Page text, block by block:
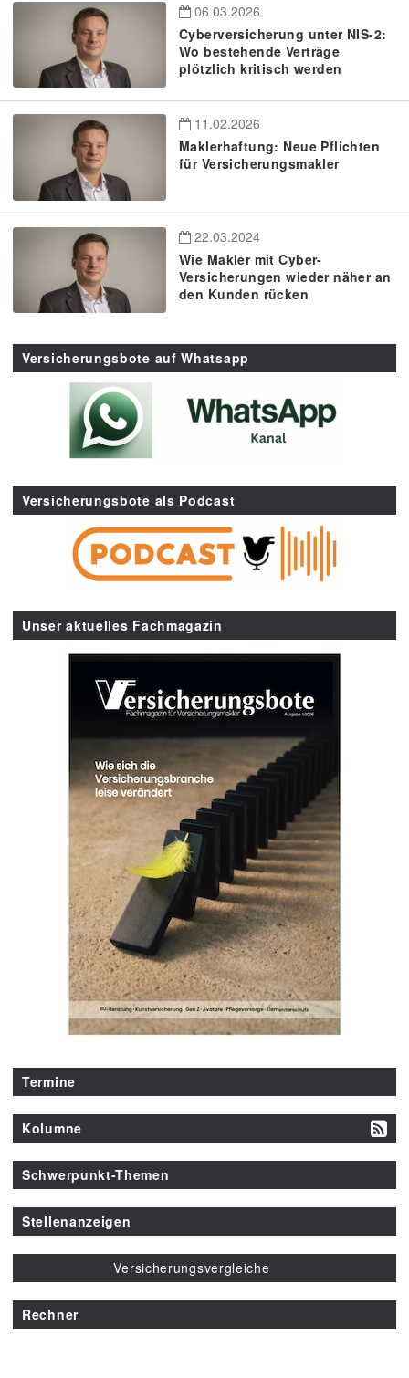
06.03.2026
Cyberversicherung unter NIS-2:
Wo bestehende Verträge
plötzlich kritisch werden
11.02.2026
Maklerhaftung: Neue Pflichten
für Versicherungsmakler
22.03.2024
Wie Makler mit Cyber-
Versicherungen wieder näher an
den Kunden rücken
Versicherungsbote auf Whatsapp
Versicherungsbote als Podcast
Unser aktuelles Fachmagazin
Termine
Kolumne
Schwerpunkt-Themen
Stellenanzeigen
Versicherungsvergleiche
Rechner